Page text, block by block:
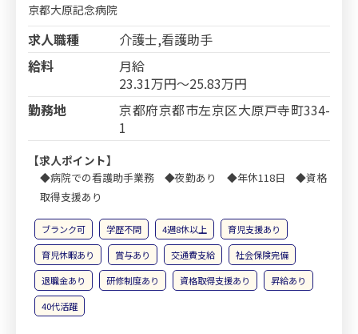
京都大原記念病院
求人職種
介護士,看護助手
給料
月給
23.31万円～25.83万円
勤務地
京都府京都市左京区大原戸寺町334-
1
【求人ポイント】
◆病院での看護助手業務 ◆夜勤あり ◆年休118日 ◆資格
取得支援あり
ブランク可 学歴不問 4週8休以上
育児支援あり
育児休暇あり
賞与あり 交通費支給
社会保険完備
退職金あり
研修制度あり 資格取得支援あり
昇給あり
40代活躍